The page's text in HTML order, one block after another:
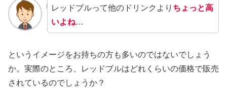
レッドブルって他のドリンクより ちょっと高
いよね…
というイメージをお持ちの方も多いのではないでしょう
か。実際のところ、レッドブルはどれくらいの価格で販売
されているのでしょうか？